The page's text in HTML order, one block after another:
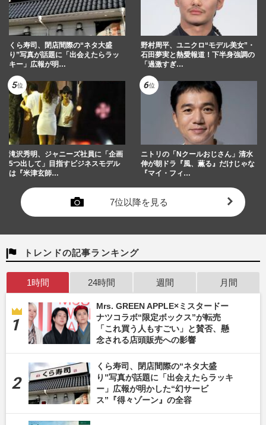
《すき家「SUMMER BAG 2026」》が発
売から1日で即完売「おひとり様“4個”ま
で」同社広報が明かした購入制…
週刊女性PRIME 2026/7/28
くら寿司、閉店間際の“ネタ大盛
り”写真が話題に「出会えたらラッ
キー」広報が明…
野村周平、ユニクロ“モデル美女”・
石田夢実と熱愛報道！下半身強調の
「過激すぎ…
滝沢秀明、ジャニーズ社員に「企画
5つ出して」目指すビジネスモデル
は『米津玄師…
ニトリの「Nクールおじさん」清水
伸が朝ドラ『風、薫る』だけじゃな
『マイ・フィ…
7位以降を見る
トレンドの記事ランキング
1時間 24時間 週間 月間
Mrs. GREEN APPLE×ミスタードー
ナツコラボ“限定ボックス”が転売
「これ買う人もすごい」と賛否、懸
念される店頭販売への影響
くら寿司、閉店間際の“ネタ大盛
り”写真が話題に「出会えたらラッキ
ー」広報が明かした“幻サービ
ス”『得々ゾーン』の全容